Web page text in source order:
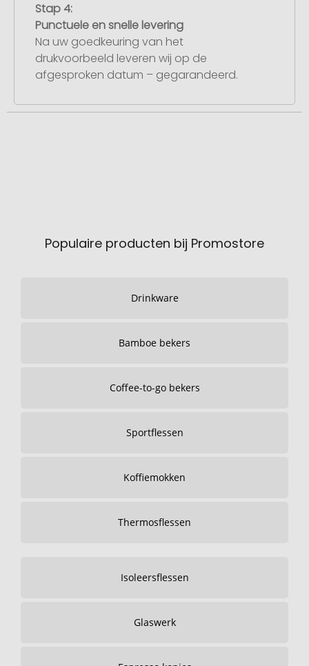
Stap 4:
Punctuele en snelle levering
Na uw goedkeuring van het
drukvoorbeeld leveren wij op de
afgesproken datum – gegarandeerd.
Populaire producten bij Promostore
Drinkware
Bamboe bekers
Coffee-to-go bekers
Sportflessen
Koffiemokken
Thermosflessen
Isoleersflessen
Glaswerk